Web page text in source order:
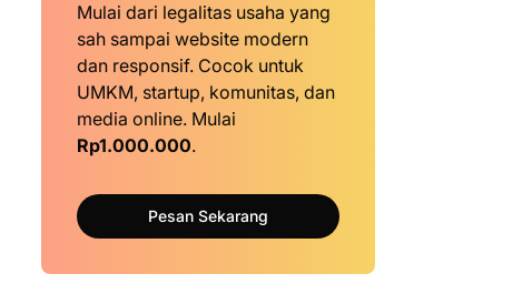
Mulai dari legalitas usaha yang
sah sampai website modern
dan responsif. Cocok untuk
UMKM, startup, komunitas, dan
media online. Mulai
Rp1.000.000.
Pesan Sekarang